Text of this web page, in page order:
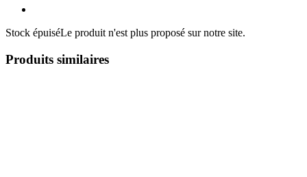
Stock épuiséLe produit n'est plus proposé sur notre site.
Produits similaires